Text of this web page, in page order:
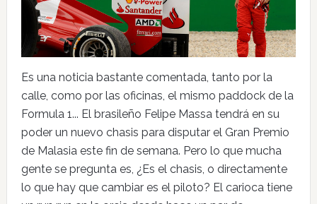
Es una noticia bastante comentada, tanto por la
calle, como por las oficinas, el mismo paddock de la
Formula 1... El brasileño Felipe Massa tendrá en su
poder un nuevo chasis para disputar el Gran Premio
de Malasia este fin de semana. Pero lo que mucha
gente se pregunta es, ¿Es el chasis, o directamente
lo que hay que cambiar es el piloto? El carioca tiene